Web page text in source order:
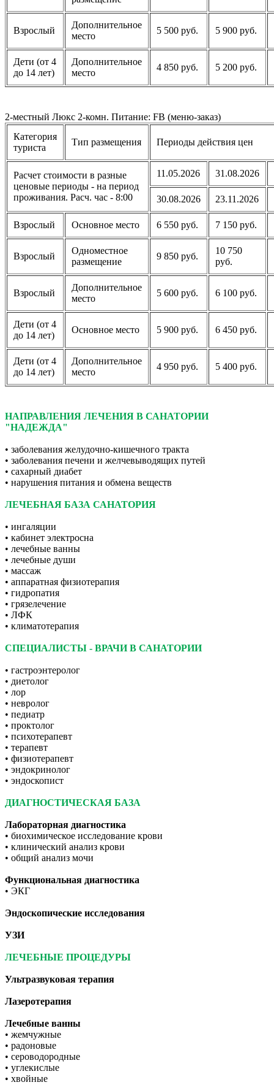
Взрослый
Дополнительное
место
5 500 руб. 5 900 руб.
Дети (от 4
до 14 лет)
Дополнительное
место
4 850 руб. 5 200 руб.
2-местный Люкс 2-комн. Питание: FB (меню-заказ)
Категория
туриста
Тип размещения Периоды действия цен
Расчет стоимости в разные
ценовые периоды - на период
проживания. Расч. час - 8:00
11.05.2026 31.08.2026
30.08.2026 23.11.2026
Взрослый Основное место 6 550 руб. 7 150 руб.
Взрослый
Одноместное
размещение
9 850 руб.
10 750
руб.
Взрослый
Дополнительное
место
5 600 руб. 6 100 руб.
Дети (от 4
до 14 лет)
Основное место 5 900 руб. 6 450 руб.
Дети (от 4
до 14 лет)
Дополнительное
место
4 950 руб. 5 400 руб.
НАПРАВЛЕНИЯ ЛЕЧЕНИЯ В САНАТОРИИ
"НАДЕЖДА"
• заболевания желудочно-кишечного тракта
• заболевания печени и желчевыводящих путей
• сахарный диабет
• нарушения питания и обмена веществ
ЛЕЧЕБНАЯ БАЗА САНАТОРИЯ
• ингаляции
• кабинет электросна
• лечебные ванны
• лечебные души
• массаж
• аппаратная физиотерапия
• гидропатия
• грязелечение
• ЛФК
• климатотерапия
СПЕЦИАЛИСТЫ - ВРАЧИ В САНАТОРИИ
• гастроэнтеролог
• диетолог
• лор
• невролог
• педиатр
• проктолог
• психотерапевт
• терапевт
• физиотерапевт
• эндокринолог
• эндоскопист
ДИАГНОСТИЧЕСКАЯ БАЗА
Лабораторная диагностика
• биохимическое исследование крови
• клинический анализ крови
• общий анализ мочи
Функциональная диагностика
• ЭКГ
Эндоскопические исследования
УЗИ
ЛЕЧЕБНЫЕ ПРОЦЕДУРЫ
Ультразвуковая терапия
Лазеротерапия
Лечебные ванны
• жемчужные
• радоновые
• сероводородные
• углекислые
• хвойные